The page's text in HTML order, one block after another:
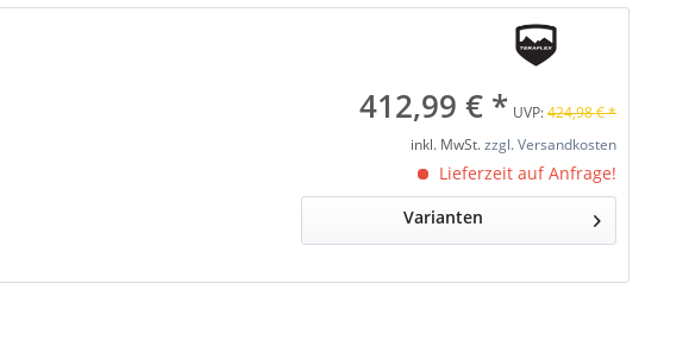
412,99 € * UVP:424,98 € *
inkl. MwSt.zzgl. Versandkosten
Lieferzeit auf Anfrage!
Varianten